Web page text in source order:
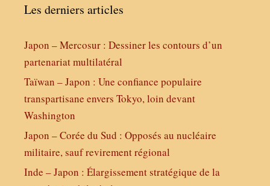
Les derniers articles
Japon – Mercosur : Dessiner les contours d’un
partenariat multilatéral
Taïwan – Japon : Une confiance populaire
transpartisane envers Tokyo, loin devant
Washington
Japon – Corée du Sud : Opposés au nucléaire
militaire, sauf revirement régional
Inde – Japon : Élargissement stratégique de la